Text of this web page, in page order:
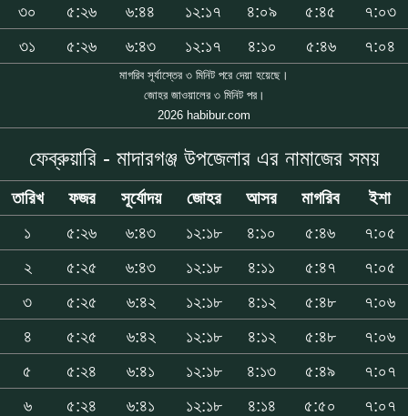
৩০
৫:২৬ ৬:৪৪ ১২:১৭ ৪:০৯ ৫:৪৫
৭:০৩
৩১
৫:২৬ ৬:৪৩ ১২:১৭ ৪:১০ ৫:৪৬ ৭:০৪
মাগরিব সূর্যাস্তের ৩ মিনিট পরে দেয়া হয়েছে।
জোহর জাওয়ালের ৩ মিনিট পর।
2026 habibur.com
ফেব্রুয়ারি - মাদারগঞ্জ উপজেলার এর নামাজের সময়
তারিখ ফজর সূর্যোদয় জোহর আসর মাগরিব
ইশা
১
৫:২৬ ৬:৪৩ ১২:১৮ ৪:১০ ৫:৪৬
৭:০৫
২
৫:২৫ ৬:৪৩ ১২:১৮ ৪:১১ ৫:৪৭
৭:০৫
৩
৫:২৫ ৬:৪২ ১২:১৮ ৪:১২ ৫:৪৮
৭:০৬
৪
৫:২৫ ৬:৪২ ১২:১৮ ৪:১২ ৫:৪৮
৭:০৬
৫
৫:২৪ ৬:৪১ ১২:১৮ ৪:১৩ ৫:৪৯
৭:০৭
৬
৫:২৪ ৬:৪১ ১২:১৮ ৪:১৪ ৫:৫০
৭:০৭